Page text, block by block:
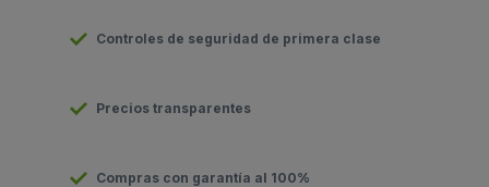
Controles de seguridad de primera clase
Precios transparentes
Compras con garantía al 100%